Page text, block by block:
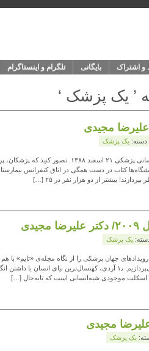
و اشتراک بایگانی تلگرام و اینستاگرام
’ يک پزشک ‘
علیرضا مجیدی
يک پزشک
ادبیات، روزنه‌ای برای مشاهده‌ی وجه انسانی پزشکی
کتاب در دست همگی در اتاق کنفرانس
بیشتر از دو هزار نفر در ۲۵ […]
يک پزشک
رویدادهای جهان پزشکی را از نگاه مجله‌ی «تایم»
مجیدی
يک پزشک